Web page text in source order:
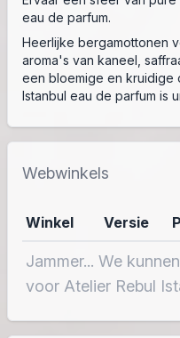
eau de parfum.
Heerlijke bergamottonen
aroma's van kaneel,
een bloemige en kruidige
Istanbul eau de parfum is
Webwinkels
Winkel Versie
Jammer... We
voor Atelier Rebul